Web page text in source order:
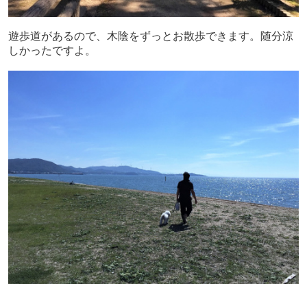
遊歩道があるので、木陰をずっとお散歩できます。随分涼
しかったですよ。